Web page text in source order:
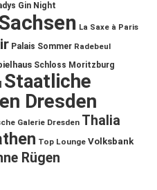
Gin Night
La Saxe à Paris
Palais Sommer Radebeul
Schloss Moritzburg
Staatliche
Dresden
Galerie Dresden Thalia
Top Lounge Volksbank
Rügen